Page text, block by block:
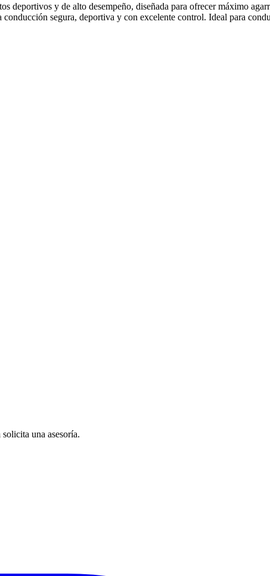
y de alto desempeño, diseñada para ofrecer máximo
segura, deportiva y con excelente control. Ideal para
una asesoría.